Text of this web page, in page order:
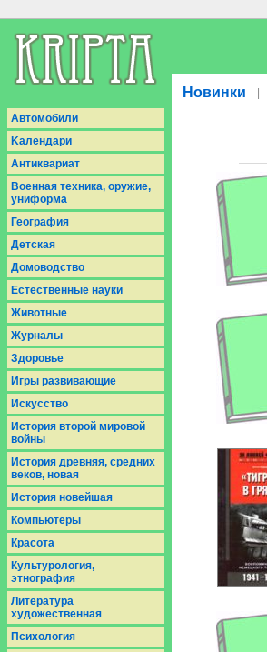
Новинки
Aвтомобили
Kалендари
Антиквариат
Военная техника, оружие,
униформа
География
Детская
Домоводство
Естественные науки
Животные
Журналы
Здоровье
Игры развивающие
Искусство
История второй мировой
войны
История древняя, средних
веков, новая
История новейшая
Компьютеры
Красота
Культурология,
этнография
Литература
художественная
Психология